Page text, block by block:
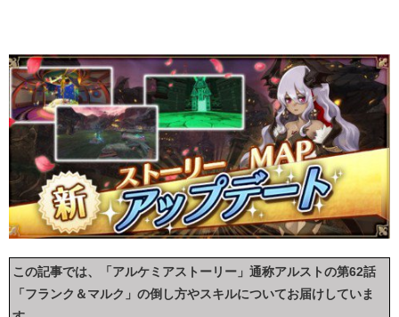
この記事では、「アルケミアストーリー」通称アルストの第62話
「フランク＆マルク」の倒し方やスキルについてお届けしていま